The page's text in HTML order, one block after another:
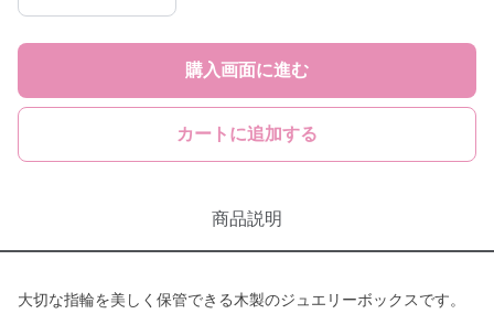
購入画面に進む
カートに追加する
商品説明
大切な指輪を美しく保管できる木製のジュエリーボックスです。